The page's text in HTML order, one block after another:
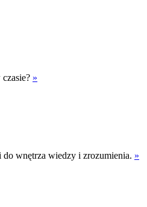
»
wnętrza wiedzy i zrozumienia. »